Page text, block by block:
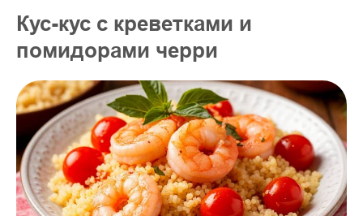
Кус-кус с креветками и
помидорами черри